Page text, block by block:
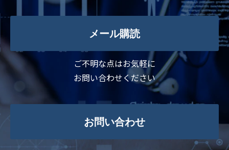
メール購読
ご不明な点はお気軽に
お問い合わせください
お問い合わせ